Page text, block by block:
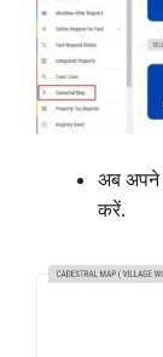
अब अपने
करें.